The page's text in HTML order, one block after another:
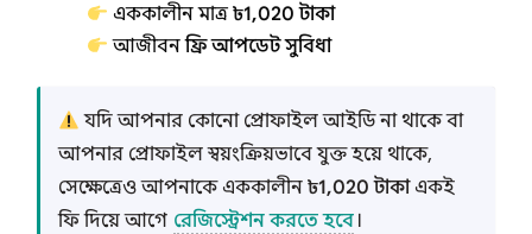
এককালীন মাত্র৳1,020 টাকা
আজীবনফ্রি আপডেট সুবিধা
যদি আপনার কোনো প্রোফাইল আইডি না থাকে বা
আপনার প্রোফাইল স্বয়ংক্রিয়ভাবে যুক্ত হয়ে থাকে,
সেক্ষেত্রেও আপনাকে এককালীন ৳1,020 টাকাএকই
ফি দিয়ে আগে রেজিস্ট্রেশন করতে হবে ।